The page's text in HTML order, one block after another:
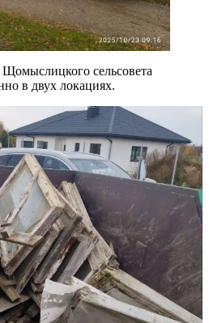
сельсовета
в двух локациях.